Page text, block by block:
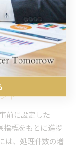
計や紙ベースの申
20％削減され、ス
した時間的余裕
にもつながりま
ト
前に設定した
指標をもとに進捗
は、処理件数の増